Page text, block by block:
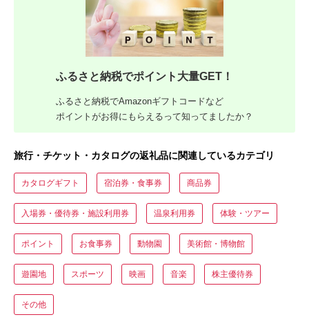
ふるさと納税でポイント大量GET！
ふるさと納税でAmazonギフトコードなど
ポイントがお得にもらえるって知ってましたか？
旅行・チケット・カタログの返礼品に関連しているカテゴリ
カタログギフト 宿泊券・食事券 商品券
入場券・優待券・施設利用券 温泉利用券 体験・ツアー
ポイント お食事券 動物園 美術館・博物館
遊園地 スポーツ 映画 音楽 株主優待券
その他